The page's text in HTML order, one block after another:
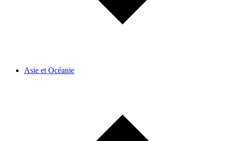
Asie et Océanie